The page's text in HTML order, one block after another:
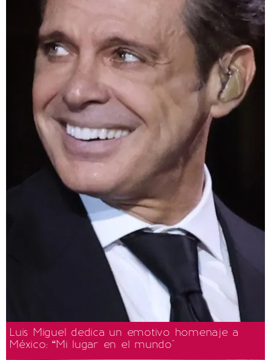
Luis Miguel dedica un emotivo homenaje a
México: “Mi lugar en el mundo"